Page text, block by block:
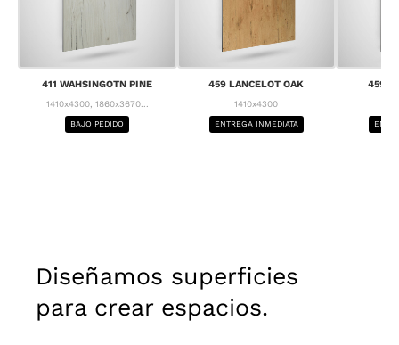
411 WAHSINGOTN PINE
1410x4300, 1860x3670...
BAJO PEDIDO
459 LANCELOT OAK
1410x4300
ENTREGA INMEDIATA
459
Diseñamos superficies
para crear espacios.